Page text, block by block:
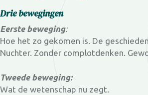
Drie bewegingen
Eerste beweging:
Hoe het zo gekomen is. De
Nuchter. Zonder complotdenken.
Tweede beweging:
Wat de wetenschap nu zegt.